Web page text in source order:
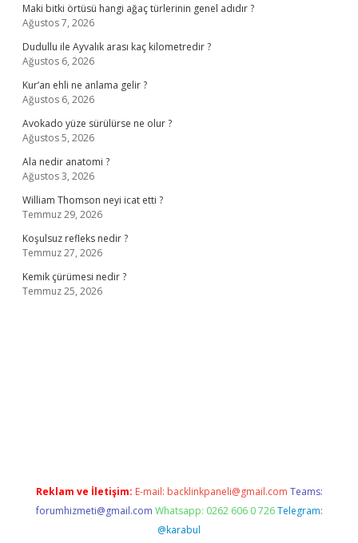
Maki bitki örtüsü hangi ağaç türlerinin genel adıdır ?
Ağustos 7, 2026
Dudullu ile Ayvalık arası kaç kilometredir ?
Ağustos 6, 2026
Kur’an ehli ne anlama gelir ?
Ağustos 6, 2026
Avokado yüze sürülürse ne olur ?
Ağustos 5, 2026
Ala nedir anatomi ?
Ağustos 3, 2026
William Thomson neyi icat etti ?
Temmuz 29, 2026
Koşulsuz refleks nedir ?
Temmuz 27, 2026
Kemik çürümesi nedir ?
Temmuz 25, 2026
Reklam ve İletişim: E-mail: backlinkpaneli@gmail.com Teams:
forumhizmeti@gmail.com Whatsapp: 0262 606 0 726 Telegram:
@karabul